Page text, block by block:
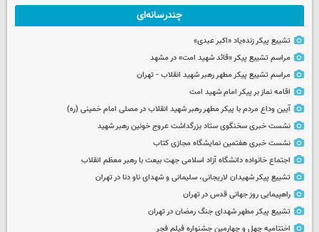
چندرسانه‌ای
تشییع پیکر زنده‌یاد «اکبر عبدی»
مراسم تشییع پیکر «قائد شهید امت» در مشهد
مراسم تشییع پیکر مطهر رهبر شهید انقلاب - تهران
اقامه نماز بر پیکر امام شهید امت
آیین وداع مردم با پیکر مطهر رهبر شهید انقلاب در مصلی امام خمینی (ره)
نشست خبری سخنگوی ستاد بزرگداشت عروج خونین رهبر شهید
نشست خبری هفتمین نمایشگاه مجازی کتاب
اجتماع خانواده دانشگاه آزاد اسلامی جهت بیعت با رهبر معظم انقلاب
تشییع پیکر شهیدان لاریجانی، سلیمانی و شهدای ناو دنا در تهران
راهپیمایی روز جهانی قدس در تهران
تشییع پیکر مطهر شهدای جنگ رمضان در تهران
اختتامیه چهل و چهارمین جشنواره فیلم فجر